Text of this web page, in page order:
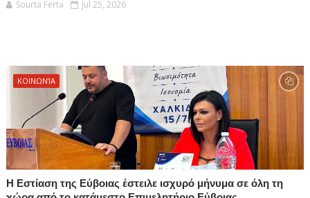
Sourta Ferta
Jul 25, 2026
ΚΟΙΝΩΝΊΑ
Η Εστίαση της Εύβοιας έστειλε ισχυρό μήνυμα σε όλη τη